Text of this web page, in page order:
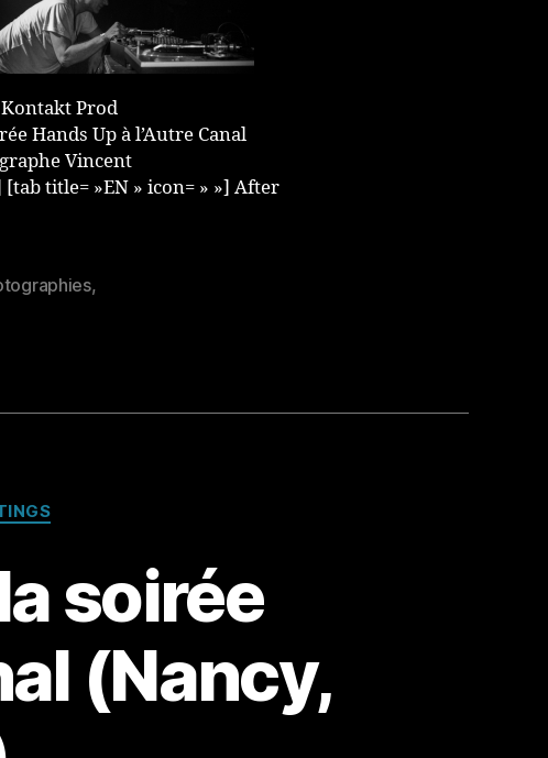
Prod
Hands Up à l’Autre Canal
Vincent
title= »EN » icon= » »] After
,
soirée
(Nancy,